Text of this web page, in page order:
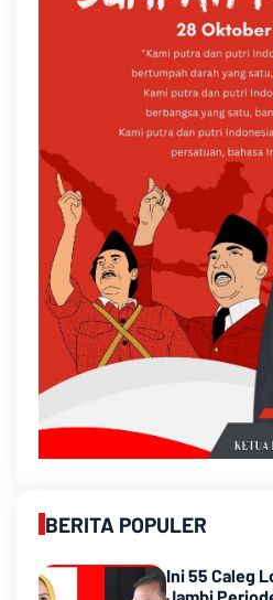
BERITA POPULER
Ini 55 Caleg
Jambi